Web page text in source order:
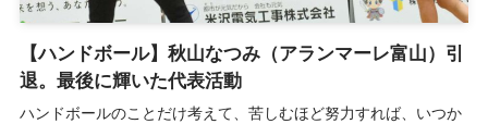
【ハンドボール】秋山なつみ（アランマーレ富山）引
退。最後に輝いた代表活動
ハンドボールのことだけ考えて、苦しむほど努力すれば、いつか